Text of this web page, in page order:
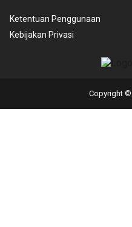
Ketentuan Penggunaan
Kebijakan Privasi
Copyright ©